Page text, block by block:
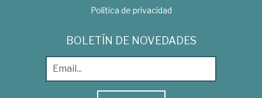
Política de privacidad
BOLETÍN DE NOVEDADES